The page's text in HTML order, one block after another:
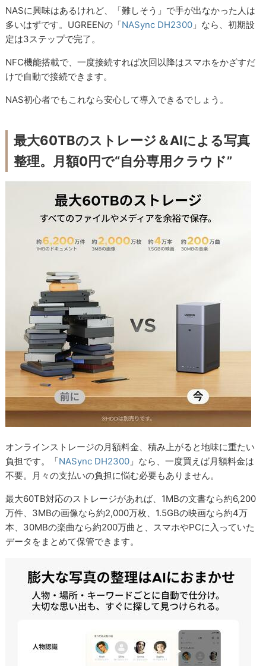
NASに興味はあるけれど、「難しそう」で手が出なかった人は
多いはずです。UGREENの「NASync DH2300 」なら、初期設
定は3ステップで完了。
NFC機能搭載で、一度接続すれば次回以降はスマホをかざすだ
けで自動で接続できます。
NAS初心者でもこれなら安心して導入できるでしょう。
最大60TBのストレージ＆AIによる写真
整理。月額0円で“自分専用クラウド”
オンラインストレージの月額料金、積み上がると地味に重たい
負担です。「NASync DH2300 」なら、一度買えば月額料金は
不要。月々の支払いの負担に悩む必要もありません。
最大60TB対応のストレージがあれば、1MBの文書なら約6,200
万件、3MBの画像なら約2,000万枚、1.5GBの映画なら約4万
本、30MBの楽曲なら約200万曲と、スマホやPCに入っていた
データをまとめて保管できます。